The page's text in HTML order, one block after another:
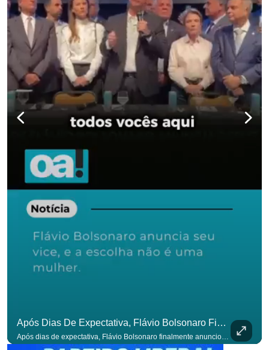
Após Dias De Expectativa, Flávio Bolsonaro Finalmente Anunciou Seu Vice. #OAntagonista
Após dias de expectativa, Flávio Bolsonaro finalmente anunciou seu vice. #OAntagonista Se você busca informação com credibilidade, inscreva-se agora e ative o